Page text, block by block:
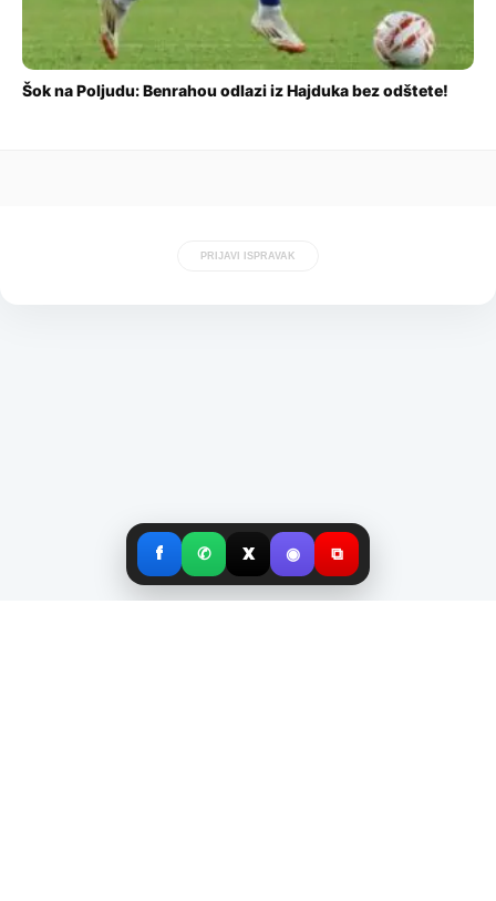
f ✆ X ◉ ⧉
Šok na Poljudu: Benrahou odlazi iz Hajduka bez odštete!
PRIJAVI ISPRAVAK